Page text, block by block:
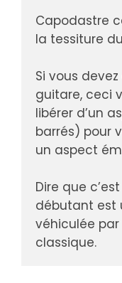
Capodastre
la tessiture
Si vous
guitare, ceci
libérer d’un
barrés) pour
un aspect
Dire que
débutant est
véhiculée
classique.